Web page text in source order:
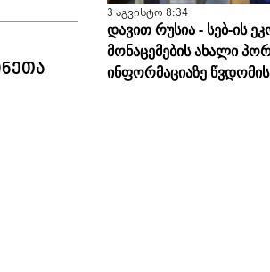
3 აგვისტო 8:34
დავით რუსია - სებ-ის
მონაცემების ახალი
ინფორმაციაზე